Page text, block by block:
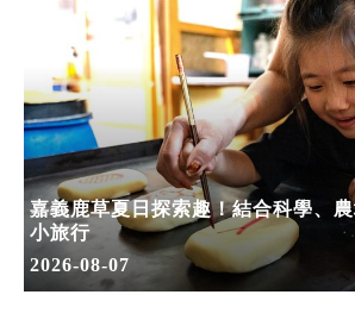
嘉義鹿草夏日探索趣！結合科學、
小旅行
2026-08-07